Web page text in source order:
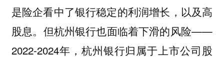
是险企看中了银行稳定的利润增长，以及高
股息。但杭州银行也面临着下滑的风险——
2022-2024年，杭州银行归属于上市公司股